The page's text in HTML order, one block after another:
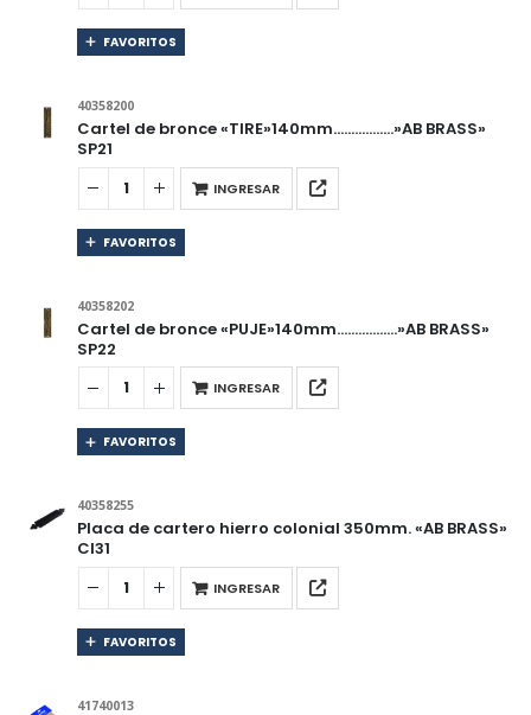
FAVORITOS
40358200
Cartel de bronce «TIRE»140mm……………..»AB BRASS»
SP21
INGRESAR
FAVORITOS
40358202
Cartel de bronce «PUJE»140mm……………..»AB BRASS»
SP22
INGRESAR
FAVORITOS
40358255
Placa de cartero hierro colonial 350mm. «AB BRASS»
CI31
INGRESAR
FAVORITOS
41740013